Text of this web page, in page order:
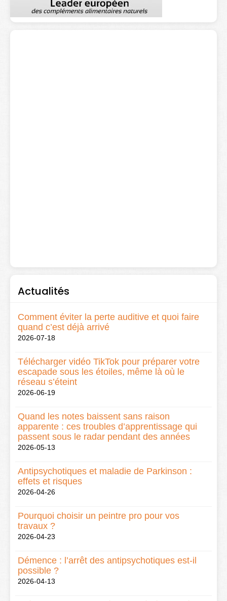
Actualités
Comment éviter la perte auditive et quoi faire
quand c’est déjà arrivé
2026-07-18
Télécharger vidéo TikTok pour préparer votre
escapade sous les étoiles, même là où le
réseau s’éteint
2026-06-19
Quand les notes baissent sans raison
apparente : ces troubles d’apprentissage qui
passent sous le radar pendant des années
2026-05-13
Antipsychotiques et maladie de Parkinson :
effets et risques
2026-04-26
Pourquoi choisir un peintre pro pour vos
travaux ?
2026-04-23
Démence : l’arrêt des antipsychotiques est-il
possible ?
2026-04-13